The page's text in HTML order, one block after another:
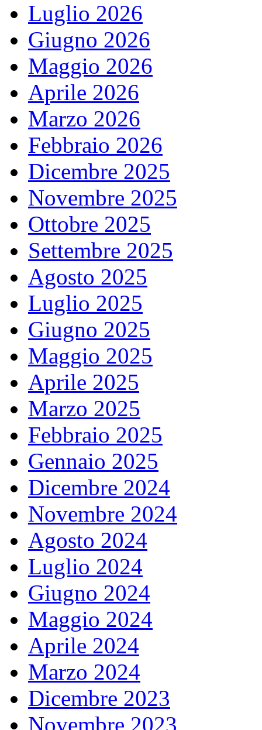
Luglio 2026
Giugno 2026
Maggio 2026
Aprile 2026
Marzo 2026
Febbraio 2026
Dicembre 2025
Novembre 2025
Ottobre 2025
Settembre 2025
Agosto 2025
Luglio 2025
Giugno 2025
Maggio 2025
Aprile 2025
Marzo 2025
Febbraio 2025
Gennaio 2025
Dicembre 2024
Novembre 2024
Agosto 2024
Luglio 2024
Giugno 2024
Maggio 2024
Aprile 2024
Marzo 2024
Dicembre 2023
Novembre 2023